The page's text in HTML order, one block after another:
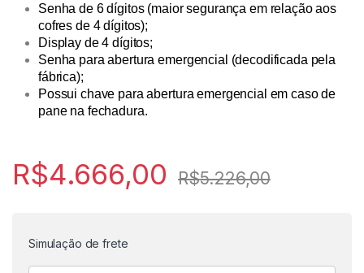
de backup LTO
Senha de 6 dígitos (maior segurança em relação aos
cofres de 4 dígitos);
Display de 4 dígitos;
Senha para abertura emergencial (decodificada pela
fábrica);
Possui chave para abertura emergencial em caso de
pane na fechadura.
R$4.666,00 R$5.226,00
Simulação de frete